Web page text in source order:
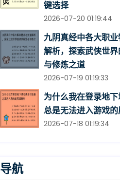
键选择
2026-07-20 01:19:44
九阴真经中各大职
解析，探索武侠世
与修炼之道
2026-07-19 01:19:33
为什么我在登录地
总是无法进入游戏
2026-07-18 01:19:34
导航